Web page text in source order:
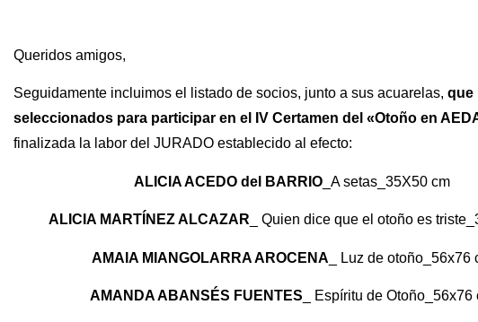
Queridos amigos,
Seguidamente incluimos el listado de socios, junto a sus acuarelas, que
seleccionados para participar en el IV Certamen del «Otoño en
finalizada la labor del JURADO establecido al efecto:
ALICIA ACEDO del BARRIO _A setas_35X50 cm
ALICIA MARTÍNEZ ALCAZAR _ Quien dice que el otoño es
AMAIA MIANGOLARRA AROCENA _ Luz de otoño_56x76
AMANDA ABANSÉS FUENTES _ Espíritu de Otoño_56x76